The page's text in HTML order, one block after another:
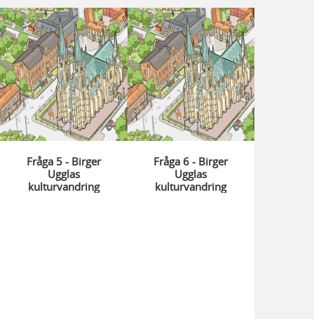
Fråga 5 - Birger
Ugglas
kulturvandring
Fråga 6 - Birger
Ugglas
kulturvandring